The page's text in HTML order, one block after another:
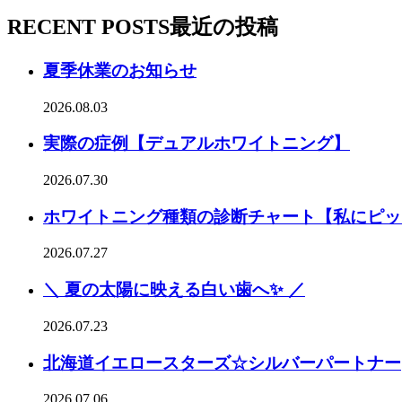
RECENT POSTS最近の投稿
夏季休業のお知らせ
2026.08.03
実際の症例【デュアルホワイトニング】
2026.07.30
ホワイトニング種類の診断チャート【私にピッ
2026.07.27
＼ 夏の太陽に映える白い歯へ✨ ／
2026.07.23
北海道イエロースターズ☆シルバーパートナー